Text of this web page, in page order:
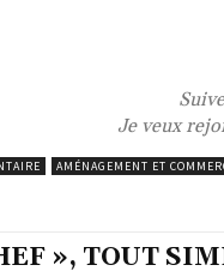
Je veux
AMÉNAGEMENT ET
», TOUT